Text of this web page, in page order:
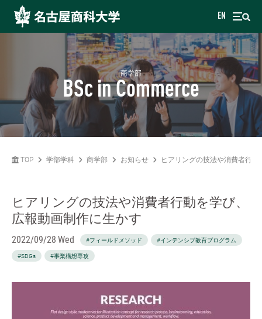
EN
商学部
BSc in Commerce
TOP 学部学科 商学部 お知らせ ヒアリングの技法や消費者行
ヒアリングの技法や消費者行動を学び、
広報動画制作に生かす
2022/09/28 Wed #フィールドメソッド #インテンシブ教育プログラム
#SDGs #事業構想専攻